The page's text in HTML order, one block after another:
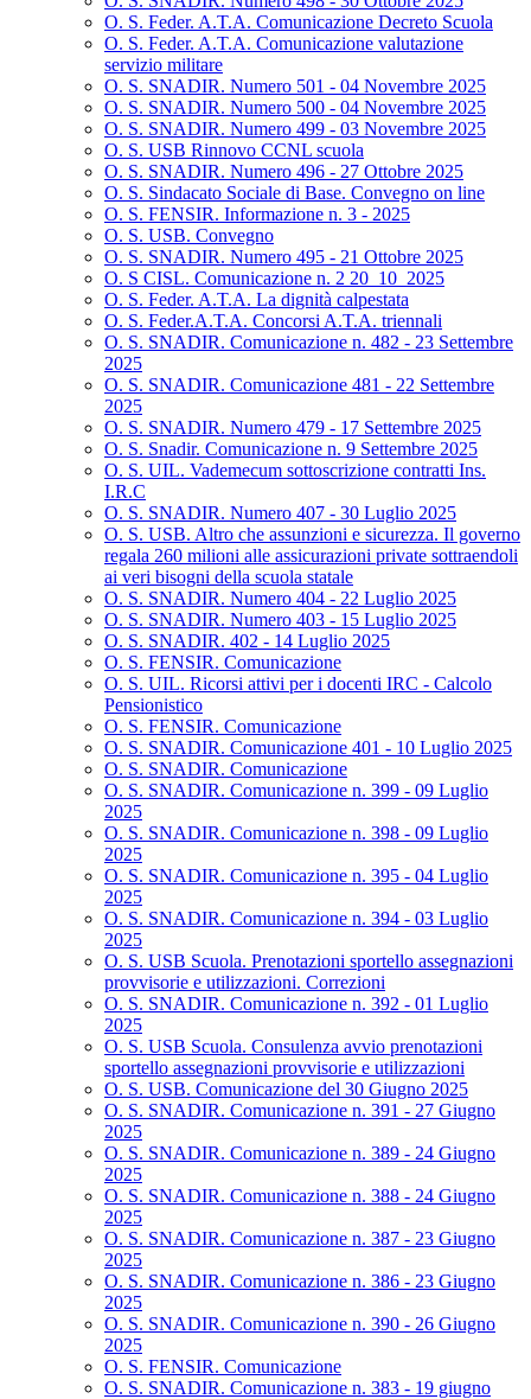
O. S. Feder. A.T.A. Comunicazione Decreto Scuola
O. S. Feder. A.T.A. Comunicazione valutazione
servizio militare
O. S. SNADIR. Numero 501 - 04 Novembre 2025
O. S. SNADIR. Numero 500 - 04 Novembre 2025
O. S. SNADIR. Numero 499 - 03 Novembre 2025
O. S. USB Rinnovo CCNL scuola
O. S. SNADIR. Numero 496 - 27 Ottobre 2025
O. S. Sindacato Sociale di Base. Convegno on line
O. S. FENSIR. Informazione n. 3 - 2025
O. S. USB. Convegno
O. S. SNADIR. Numero 495 - 21 Ottobre 2025
O. S CISL. Comunicazione n. 2 20_10_2025
O. S. Feder. A.T.A. La dignità calpestata
O. S. Feder.A.T.A. Concorsi A.T.A. triennali
O. S. SNADIR. Comunicazione n. 482 - 23 Settembre
2025
O. S. SNADIR. Comunicazione 481 - 22 Settembre
2025
O. S. SNADIR. Numero 479 - 17 Settembre 2025
O. S. Snadir. Comunicazione n. 9 Settembre 2025
O. S. UIL. Vademecum sottoscrizione contratti Ins.
I.R.C
O. S. SNADIR. Numero 407 - 30 Luglio 2025
O. S. USB. Altro che assunzioni e sicurezza. Il governo
regala 260 milioni alle assicurazioni private sottraendoli
ai veri bisogni della scuola statale
O. S. SNADIR. Numero 404 - 22 Luglio 2025
O. S. SNADIR. Numero 403 - 15 Luglio 2025
O. S. SNADIR. 402 - 14 Luglio 2025
O. S. FENSIR. Comunicazione
O. S. UIL. Ricorsi attivi per i docenti IRC - Calcolo
Pensionistico
O. S. FENSIR. Comunicazione
O. S. SNADIR. Comunicazione 401 - 10 Luglio 2025
O. S. SNADIR. Comunicazione
O. S. SNADIR. Comunicazione n. 399 - 09 Luglio
2025
O. S. SNADIR. Comunicazione n. 398 - 09 Luglio
2025
O. S. SNADIR. Comunicazione n. 395 - 04 Luglio
2025
O. S. SNADIR. Comunicazione n. 394 - 03 Luglio
2025
O. S. USB Scuola. Prenotazioni sportello assegnazioni
provvisorie e utilizzazioni. Correzioni
O. S. SNADIR. Comunicazione n. 392 - 01 Luglio
2025
O. S. USB Scuola. Consulenza avvio prenotazioni
sportello assegnazioni provvisorie e utilizzazioni
O. S. USB. Comunicazione del 30 Giugno 2025
O. S. SNADIR. Comunicazione n. 391 - 27 Giugno
2025
O. S. SNADIR. Comunicazione n. 389 - 24 Giugno
2025
O. S. SNADIR. Comunicazione n. 388 - 24 Giugno
2025
O. S. SNADIR. Comunicazione n. 387 - 23 Giugno
2025
O. S. SNADIR. Comunicazione n. 386 - 23 Giugno
2025
O. S. SNADIR. Comunicazione n. 390 - 26 Giugno
2025
O. S. FENSIR. Comunicazione
O. S. SNADIR. Comunicazione n. 383 - 19 giugno